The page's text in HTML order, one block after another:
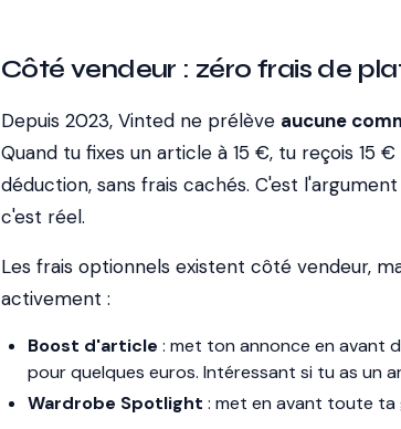
Côté vendeur : zéro frais de
Depuis 2023, Vinted ne prélève aucune
Quand tu fixes un article à 15 €, tu reçois 15
déduction, sans frais cachés. C'est
c'est réel.
Les frais optionnels existent côté vendeur,
activement :
Boost d'article : met ton annonce en avant
pour quelques euros. Intéressant si tu as un
Wardrobe Spotlight : met en avant toute